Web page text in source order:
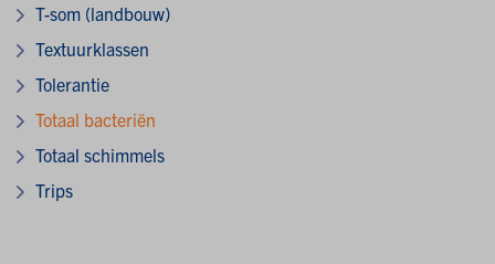
T-som (landbouw)
Textuurklassen
Tolerantie
Totaal bacteriën
Totaal schimmels
Trips